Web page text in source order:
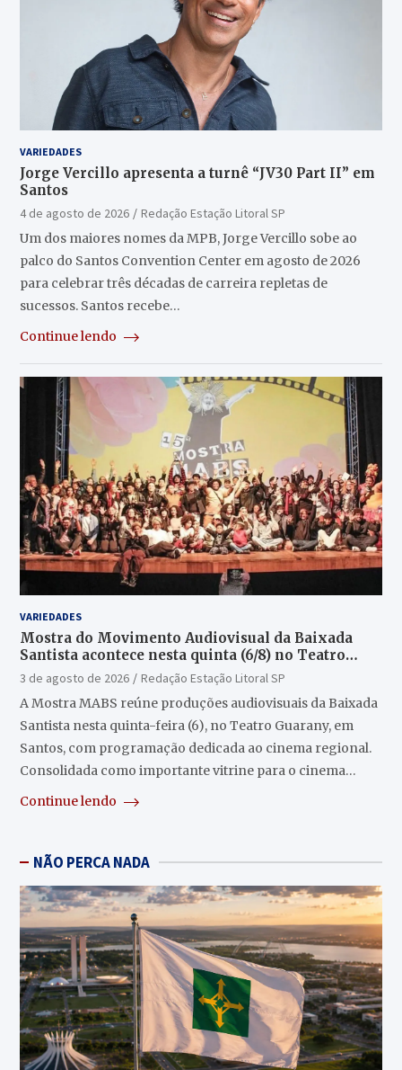
VARIEDADES
Jorge Vercillo apresenta a turnê “JV30 Part II” em
Santos
4 de agosto de 2026
Redação Estação Litoral SP
Um dos maiores nomes da MPB, Jorge Vercillo sobe ao
palco do Santos Convention Center em agosto de 2026
para celebrar três décadas de carreira repletas de
sucessos. Santos recebe…
Continue lendo
VARIEDADES
Mostra do Movimento Audiovisual da Baixada
Santista acontece nesta quinta (6/8) no Teatro
Guarany
3 de agosto de 2026
Redação Estação Litoral SP
A Mostra MABS reúne produções audiovisuais da Baixada
Santista nesta quinta-feira (6), no Teatro Guarany, em
Santos, com programação dedicada ao cinema regional.
Consolidada como importante vitrine para o cinema…
Continue lendo
NÃO PERCA NADA